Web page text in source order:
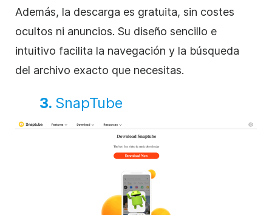
Además, la descarga es gratuita, sin costes
ocultos ni anuncios. Su diseño sencillo e
intuitivo facilita la navegación y la búsqueda
del archivo exacto que necesitas.
3. SnapTube